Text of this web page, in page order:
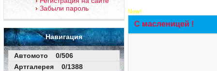
Забыли пароль
Навигация
Автомото 0/506
Артгалерея 0/1388
New!
С масленицей !